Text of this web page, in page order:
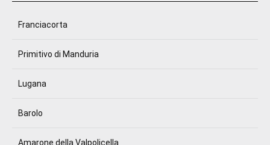
Franciacorta
Primitivo di Manduria
Lugana
Barolo
Amarone della Valpolicella